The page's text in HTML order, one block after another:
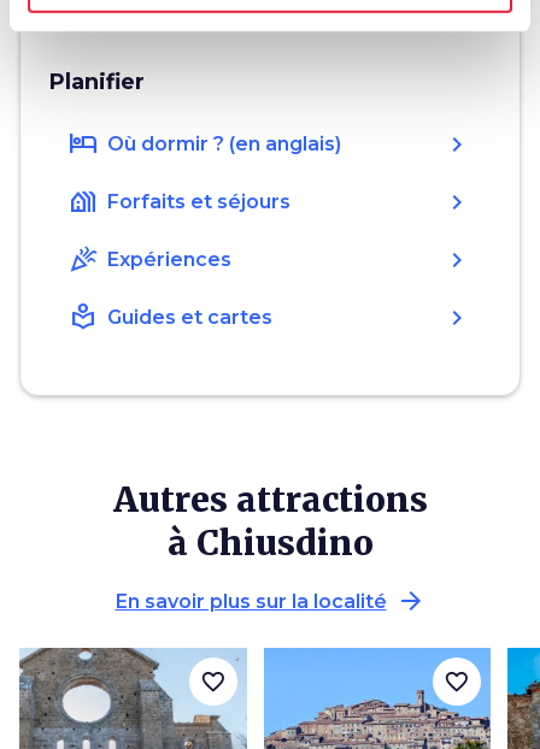
Planifier
hotel Où dormir ? (en anglais) chevron_right
holiday_village Forfaits et séjours chevron_right
celebration Expériences chevron_right
local_library Guides et cartes chevron_right
Autres attractions
à Chiusdino
En savoir plus sur la localité arrow_forward
favorite_border favorite_border